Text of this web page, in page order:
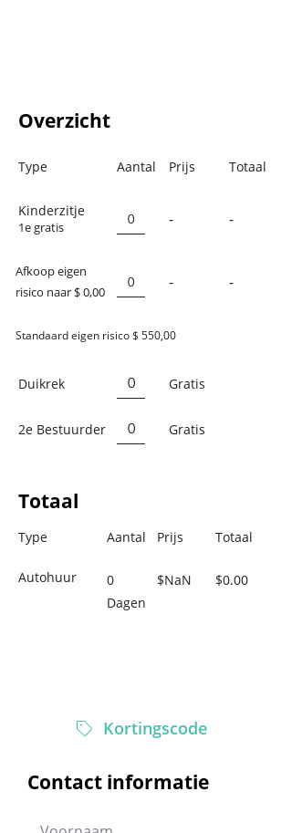
Overzicht
Type Aantal Prijs Totaal
Kinderzitje
1e gratis - -
Afkoop eigen
risico naar $ 0,00
- -
Standaard eigen risico $ 550,00
Duikrek Gratis
2e Bestuurder Gratis
Totaal
Type Aantal Prijs Totaal
0
Dagen
Autohuur $NaN $0.00
Kortingscode
Contact informatie